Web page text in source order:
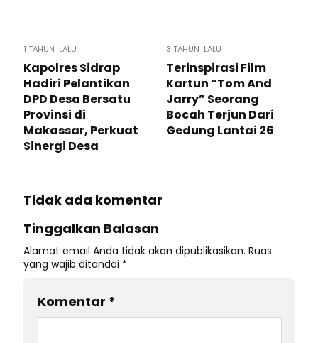
1 TAHUN LALU
Kapolres Sidrap
Hadiri Pelantikan
DPD Desa Bersatu
Provinsi di
Makassar, Perkuat
Sinergi Desa
3 TAHUN LALU
Terinspirasi Film
Kartun “Tom And
Jarry” Seorang
Bocah Terjun Dari
Gedung Lantai 26
Tidak ada komentar
Tinggalkan Balasan
Alamat email Anda tidak akan dipublikasikan. Ruas
yang wajib ditandai *
Komentar *